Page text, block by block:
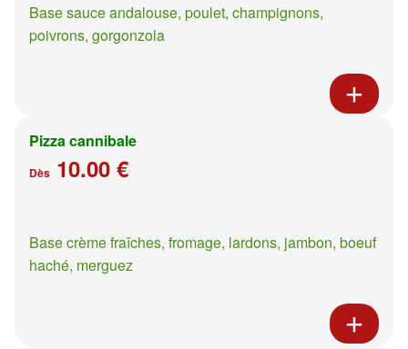
Base sauce andalouse, poulet, champignons,
poivrons, gorgonzola
Pizza cannibale
Dès 10.00 €
Base crème fraîches, fromage, lardons, jambon, boeuf
haché, merguez